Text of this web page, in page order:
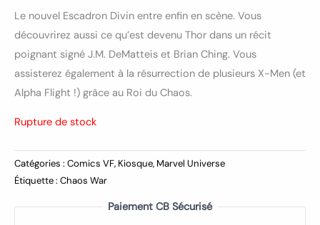
Le nouvel Escadron Divin entre enfin en scène. Vous
découvrirez aussi ce qu’est devenu Thor dans un récit
poignant signé J.M. DeMatteis et Brian Ching. Vous
assisterez également à la résurrection de plusieurs X-Men (et
Alpha Flight !) grâce au Roi du Chaos.
Rupture de stock
Catégories : Comics VF, Kiosque, Marvel Universe
Étiquette : Chaos War
Paiement CB Sécurisé